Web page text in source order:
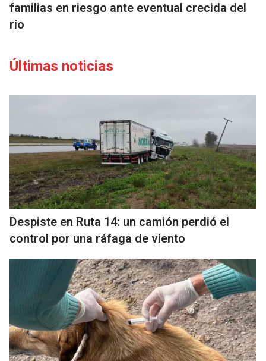
familias en riesgo ante eventual crecida del
río
Últimas noticias
Despiste en Ruta 14: un camión perdió el
control por una ráfaga de viento